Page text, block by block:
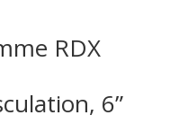
RDX
6”